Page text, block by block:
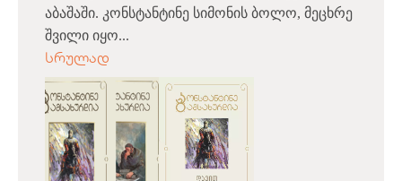
აბაშაში. კონსტანტინე სიმონის ბოლო, მეცხრე
შვილი იყო...
სრულად